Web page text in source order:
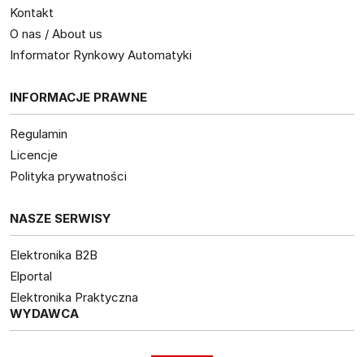
Kontakt
O nas / About us
Informator Rynkowy Automatyki
INFORMACJE PRAWNE
Regulamin
Licencje
Polityka prywatności
NASZE SERWISY
Elektronika B2B
Elportal
Elektronika Praktyczna
WYDAWCA